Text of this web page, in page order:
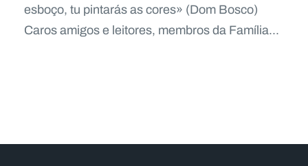
esboço, tu pintarás as cores» (Dom Bosco)
Caros amigos e leitores, membros da Família...